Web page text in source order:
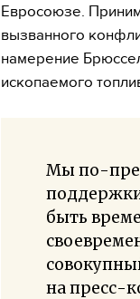
Евросоюзе.
вызванного
намерение
ископаемого
Мы по-
быть
на пресс-